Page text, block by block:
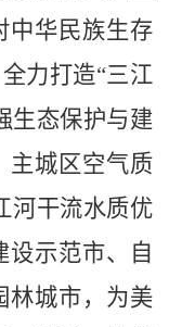
中华民族生存
力打造“三江
生态保护与建
主城区空气质
河干流水质优
设示范市、自
林城市，为美